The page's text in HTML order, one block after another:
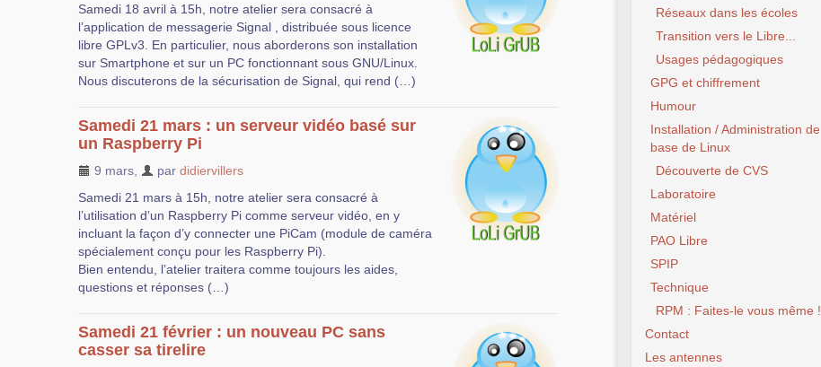
Samedi 18 avril à 15h, notre atelier sera consacré à
l’application de messagerie Signal , distribuée sous licence
libre GPLv3. En particulier, nous aborderons son installation
sur Smartphone et sur un PC fonctionnant sous GNU/Linux.
Nous discuterons de la sécurisation de Signal, qui rend (…)
Samedi 21 mars : un serveur vidéo basé sur
un Raspberry Pi
9 mars par didiervillers
Samedi 21 mars à 15h, notre atelier sera consacré à
l’utilisation d’un Raspberry Pi comme serveur vidéo, en y
incluant la façon d’y connecter une PiCam (module de caméra
spécialement conçu pour les Raspberry Pi).
Bien entendu, l’atelier traitera comme toujours les aides,
questions et réponses (…)
Samedi 21 février : un nouveau PC sans
casser sa tirelire
Réseaux dans les écoles
Transition vers le Libre...
Usages pédagogiques
GPG et chiffrement
Humour
Installation / Administration de
base de Linux
Découverte de CVS
Laboratoire
Matériel
PAO Libre
SPIP
Technique
RPM : Faites-le vous même !
Contact
Les antennes